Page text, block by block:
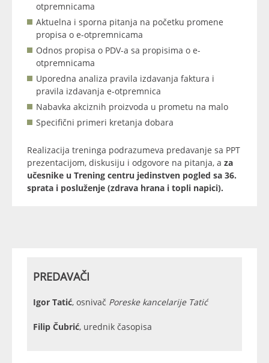
otpremnicama
Aktuelna i sporna pitanja na početku promene
propisa o e-otpremnicama
Odnos propisa o PDV-a sa propisima o e-
otpremnicama
Uporedna analiza pravila izdavanja faktura i
pravila izdavanja e-otpremnica
Nabavka akciznih proizvoda u prometu na malo
Specifični primeri kretanja dobara
Realizacija treninga podrazumeva predavanje sa PPT
prezentacijom, diskusiju i odgovore na pitanja, a za
učesnike u Trening centru jedinstven pogled sa 36.
sprata i posluženje (zdrava hrana i topli napici).
PREDAVAČI
Igor Tatić, osnivač Poreske kancelarije Tatić
Filip Čubrić, urednik časopisa